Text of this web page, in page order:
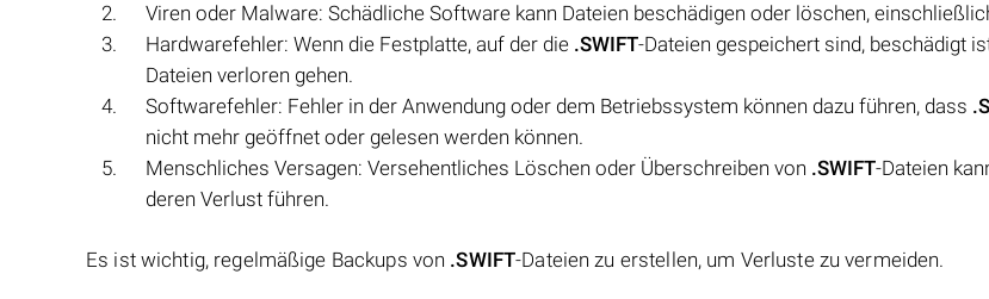
Viren oder Malware: Schädliche Software kann Dateien beschädigen oder löschen,
Hardwarefehler: Wenn die Festplatte, auf der die .SWIFT-Dateien gespeichert sind, beschädigt
Dateien verloren gehen.
Softwarefehler: Fehler in der Anwendung oder dem Betriebssystem können dazu führen, dass
nicht mehr geöffnet oder gelesen werden können.
Menschliches Versagen: Versehentliches Löschen oder Überschreiben von .SWIFT-Dateien
deren Verlust führen.
Es ist wichtig, regelmäßige Backups von .SWIFT-Dateien zu erstellen, um Verluste zu vermeiden.